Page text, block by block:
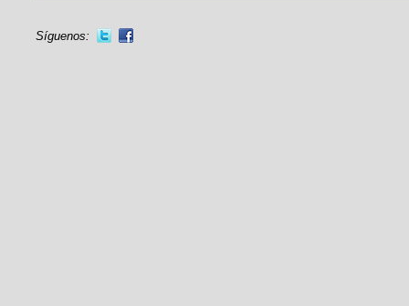
Síguenos: